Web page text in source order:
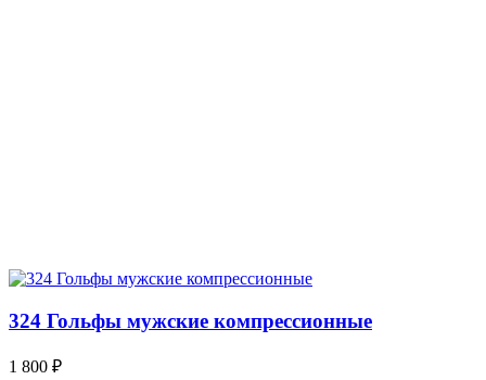
324 Гольфы мужские компрессионные
1 800 ₽